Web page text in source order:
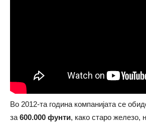
Во 2012-та година компанијата се
за 600.000 фунти, како старо железо,